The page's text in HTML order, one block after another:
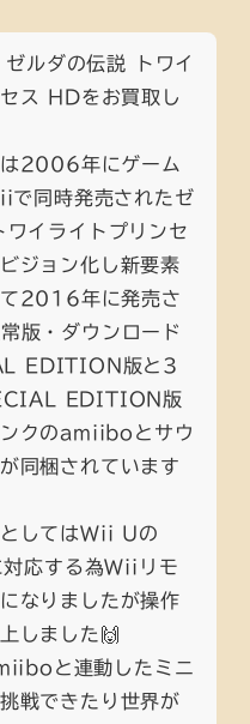
ルダの伝説 トワイ
ス HDをお買取し
は2006年にゲーム
で同時発売されたゼ
ワイライトプリンセ
ジョン化し新要素
て2016年に発売さ
版・ダウンロード
EDITION版と3
EDITION版
ンクのamiiboとサウ
同梱されています
してはWii Uの
応する為Wiiリモ
なりましたが操作
しました🙌
と連動したミニ
戦できたり世界が